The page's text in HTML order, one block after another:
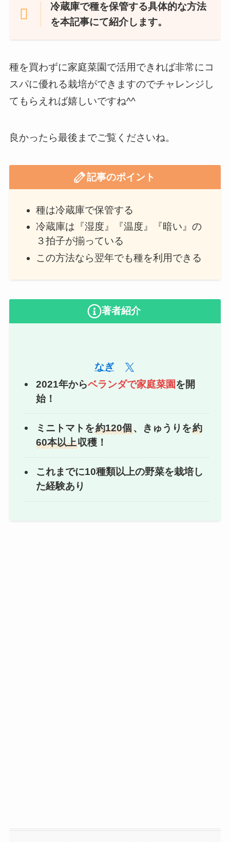
冷蔵庫で種を保管する具体的な方法
を本記事にて紹介します。
種を買わずに家庭菜園で活用できれば非常にコ
スパに優れる栽培ができますのでチャレンジし
てもらえれば嬉しいですね^^
良かったら最後までご覧くださいね。
記事のポイント
種は冷蔵庫で保管する
冷蔵庫は『湿度』『温度』『暗い』の
３拍子が揃っている
この方法なら翌年でも種を利用できる
著者紹介
なぎ
2021年からベランダで家庭菜園 を開
始！
ミニトマトを約120個、きゅうりを約
60本以上収穫！
これまでに10種類以上の野菜を栽培し
た経験あり